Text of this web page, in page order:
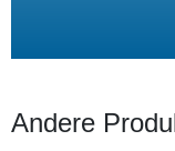
Andere